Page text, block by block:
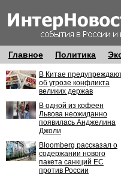
Главное Политика
В Китае
об угрозе конфликта
великих держав
В одной из кофеен
Львова неожиданно
появилась Анджелина
Джоли
Bloomberg рассказал о
содержании нового
пакета санкций ЕС
против России